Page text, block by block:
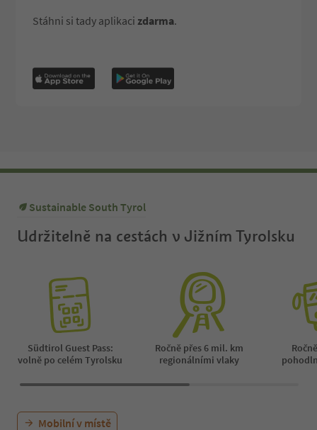
Stáhni si tady aplikaci zdarma.
Sustainable South Tyrol
Udržitelně na cestách v Jižním Tyrolsku
Südtirol Guest Pass:
volně po celém Tyrolsku
Ročně přes 6 mil. km
regionálními vlaky
Mobilní v místě